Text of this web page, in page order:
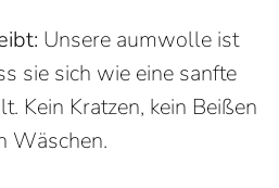
Unsere aumwolle ist
sie sich wie eine sanfte
Kein Kratzen, kein Beißen
Wäschen.